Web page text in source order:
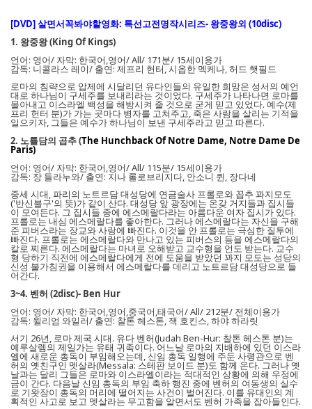
[DVD] 살면서꼭봐야할영화: 특선고전명작시리즈- 왕중왕외 (10disc)
1. 왕중왕 (King Of Kings)
언어: 영어/ 자막: 한국어,영어/ All/ 171분/ 15세이용가
감독: 니콜라스 레이/ 출연: 제프리 헌터, 시옵한 멕케나, 허드 햇필드
로마의 침략으로 압제에 시달리던 유다인들의 유일한 희망은 성서의 예언
대로 하나님이 구세주를 보내리라는 것이었다. 구세주가 나타나면 로마를
몰아내고 이스라엘 백성을 해방시켜 줄 것으로 굳게 믿고 있었다. 예수(제
프리 헌터 분)가 가는 곳마다 병자를 고쳐주고, 죽은 사람을 살리는 기적을
일으키자, 그들은 예수가 하나님이 보낸 구세주라고 믿고 따른다.
2. 노틀담의 곱추 (The Hunchback Of Notre Dame, Notre Dame De
Paris)
언어: 영어/ 자막: 한국어,영어/ All/ 115분/ 15세이용가
감독: 장 들라누와/ 출연: 지나 롤로브리지다, 안소니 퀸, 장다네
중세 시대, 파리의 노트르담 대성당에 연금술사 프롤로와 꼽추 꽈지모도
('반신불구'의 뜻)가 같이 산다. 대성당 앞 광장에는 온갖 거지들과 집시들
이 모여든다. 그 집시들 중에 에스메랄다라는 아름다운 여자 집시가 있다.
프롤로는 내심 에스메랄다를 좋아한다. 그러나 에스메랄다는 자신을 구해
준 피버스라는 장교와 사랑에 빠진다. 이것을 안 프롤로는 극심한 질투에
빠진다. 프롤로는 에스메랄다와 만나고 있는 피버스의 등을 에스메랄다의
칼로 찌른다. 에스메랄다는 마녀로 오해받고 교수형을 언도 받는다. 교수
형 당하기 직전에 에스메랄다에게 전에 도움을 받았던 꽈지 모도는 성당의
신성 불가침권을 이용해서 에스메랄다를 데리고 노트르담 대성당으로 들
어간다.
3~4. 벤허 (2disc)- Ben Hur
언어: 영어/ 자막: 한국어,영어,중국어,태국어/ All/ 212분/ 전체이용가
감독: 윌리엄 와일러/ 출연: 찰톤 헤스톤, 잭 호킨스, 하야 하라릿
서기 26년, 로마 제국 시대. 유다 벤허(Judah Ben-Hur: 찰톤 헤스톤 분)는
예루살렘의 제일가는 유태 귀족이다. 어느날 로마의 지배하에 있던 이스라
엘에 새로운 총독이 부임해오는데, 신임 총독 일행에 주둔 사령관으로 벤
허의 옛친구인 멧살라(Messala: 스테판 보이드 분)도 함께 온다. 그러나 옛
날과는 달리 그들은 로마와 이스라엘이라는 적대적인 상황에 의해 우정에
금이 간다. 다음날 신임 총독의 부임 축하 행진 중에 벤허의 여동생의 실수
로 기왓장이 총독의 머리에 떨어지는 사건이 벌어진다. 이를 유대인의 계
획적인 사고로 보고 멧살라는 무고함을 알면서도 벤허 가족을 잡아들인다.